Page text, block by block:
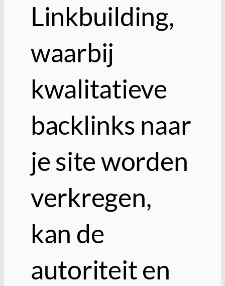
Linkbuilding,
waarbij
kwalitatieve
backlinks naar
je site worden
verkregen,
kan de
autoriteit en